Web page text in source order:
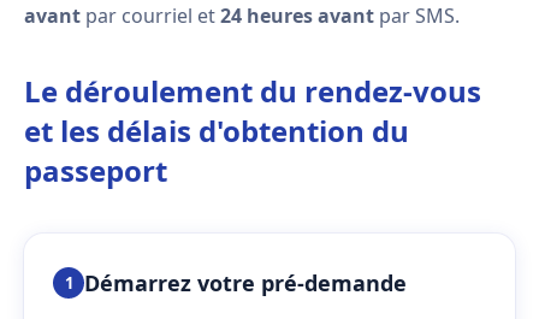
avant par courriel et24 heures avant par SMS.
Le déroulement du rendez-vous
et les délais d'obtention du
passeport
1 Démarrez votre pré-demande